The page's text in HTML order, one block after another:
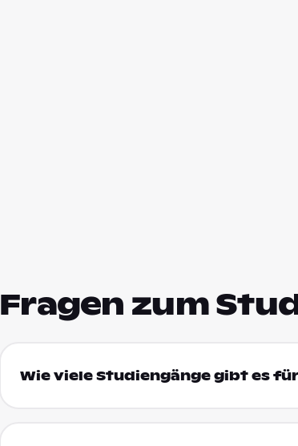
Fragen zum
Wie viele Studiengänge gibt es